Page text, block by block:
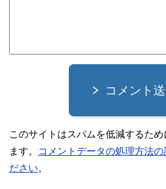
コメント
このサイトはスパムを低減するた
ます。
コメントデータの処理方法の
ださい。